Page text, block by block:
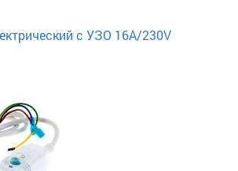
с УЗО 16А/230V